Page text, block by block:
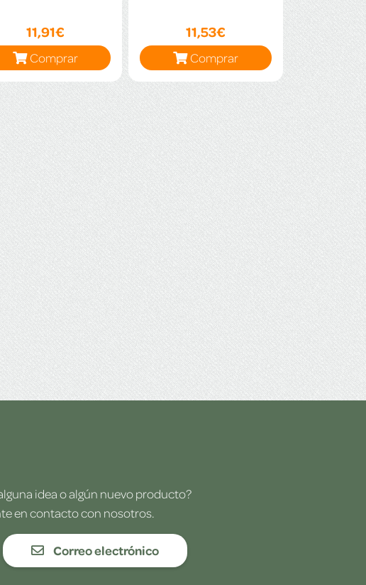
11,91€
Comprar
11,53€
Comprar
idea o algún nuevo producto?
en contacto con nosotros.
Correo electrónico